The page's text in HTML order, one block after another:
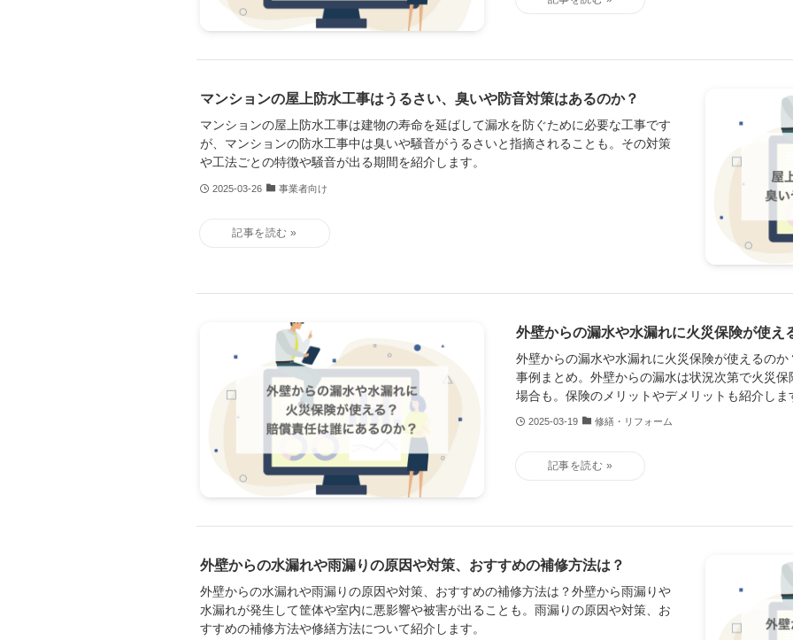
マンションの屋上防水工事はうるさい、臭いや防音対策はあるのか？
マンションの屋上防水工事は建物の寿命を延ばして漏水を防ぐために必要な工事です
が、マンションの防水工事中は臭いや騒音がうるさいと指摘されることも。その対策
や工法ごとの特徴や騒音が出る期間を紹介します。
2025-03-26 事業者向け
外壁からの漏水や水漏れに火災保険が使え
外壁からの漏水や水漏れに火災保険が使えるの
事例まとめ。外壁からの漏水は状況次第で火災
場合も。保険のメリットやデメリットも紹介しま
2025-03-19 修繕・リフォーム
外壁からの水漏れや雨漏りの原因や対策、おすすめの補修方法は？
外壁からの水漏れや雨漏りの原因や対策、おすすめの補修方法は？外壁から雨漏りや
水漏れが発生して筐体や室内に悪影響や被害が出ることも。雨漏りの原因や対策、お
すすめの補修方法や修繕方法について紹介します。